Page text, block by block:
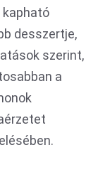
desszertje,
szerint,
a